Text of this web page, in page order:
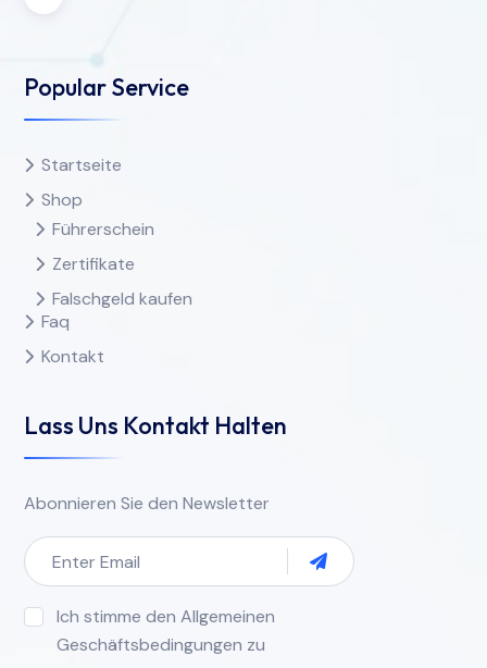
Popular Service
Startseite
Shop
Führerschein
Zertifikate
Falschgeld kaufen
Faq
Kontakt
Lass Uns Kontakt Halten
Abonnieren Sie den Newsletter
Ich stimme den Allgemeinen
Geschäftsbedingungen zu